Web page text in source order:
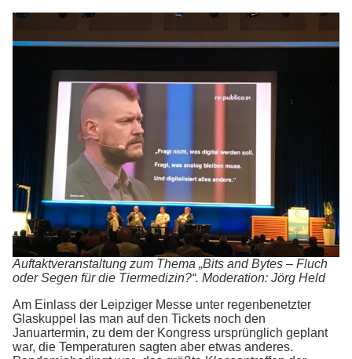
Auftaktveranstaltung zum Thema „Bits and Bytes – Fluch
oder Segen für die Tiermedizin?“. Moderation: Jörg Held
Am Einlass der Leipziger Messe unter regenbenetzter
Glaskuppel las man auf den Tickets noch den
Januartermin, zu dem der Kongress ursprünglich geplant
war, die Temperaturen sagten aber etwas anderes.